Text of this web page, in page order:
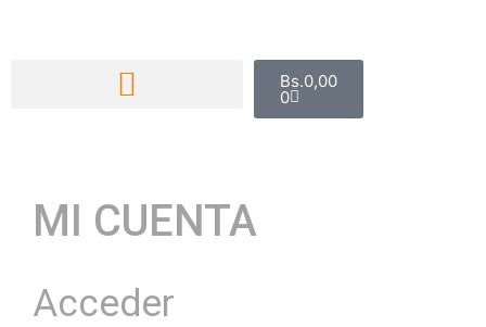
Bs.0,00
0
MI CUENTA
Acceder